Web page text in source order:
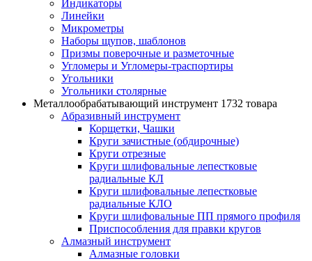
Индикаторы
Линейки
Микрометры
Наборы щупов, шаблонов
Призмы поверочные и разметочные
Угломеры и Угломеры-траспортиры
Угольники
Угольники столярные
Металлообрабатывающий инструмент 1732 товара
Абразивный инструмент
Корщетки, Чашки
Круги зачистные (обдирочные)
Круги отрезные
Круги шлифовальные лепестковые
радиальные КЛ
Круги шлифовальные лепестковые
радиальные КЛО
Круги шлифовальные ПП прямого профиля
Приспособления для правки кругов
Алмазный инструмент
Алмазные головки